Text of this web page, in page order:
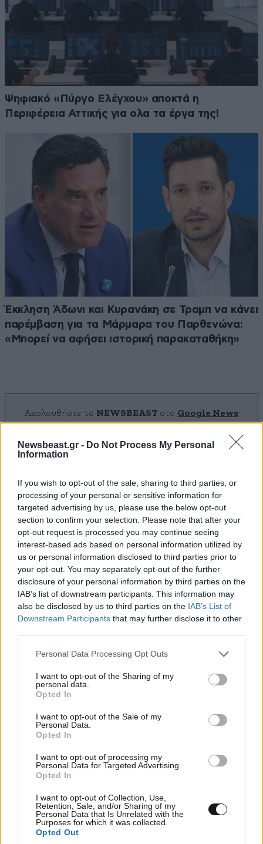
Newsbeast.gr - Do Not Process My Personal
Information
If you wish to opt-out of the sale, sharing to third parties, or
processing of your personal or sensitive information for
targeted advertising by us, please use the below opt-out
section to confirm your selection. Please note that after your
opt-out request is processed you may continue seeing
interest-based ads based on personal information utilized by
us or personal information disclosed to third parties prior to
your opt-out. You may separately opt-out of the further
disclosure of your personal information by third parties on the
IAB’s list of downstream participants. This information may
also be disclosed by us to third parties on the IAB’s List of
Downstream Participants that may further disclose it to other
Please note that this website/app uses one or more Google
not limited to your visit or usage behaviour. You may click to
grant or deny consent to Google and its third-party tags to
use your data for below specified purposes in below Google
consent section.
Personal Data Processing Opt Outs
I want to opt-out of the Sharing of my
personal data.
Opted In
I want to opt-out of the Sale of my
Personal Data.
Opted In
I want to opt-out of processing my
Personal Data for Targeted Advertising.
Opted In
I want to opt-out of Collection, Use,
Retention, Sale, and/or Sharing of my
Personal Data that Is Unrelated with the
Purposes for which it was collected.
Opted Out
Ψηφιακό «Πύργο Ελέγχου» αποκτά η
Περιφέρεια Αττικής για ολα τα έργα της!
Έκκληση Άδωνι και Κυρανάκη σε Τραμπ να κάνει
παρέμβαση για τα Μάρμαρα του Παρθενώνα:
«Μπορεί να αφήσει ιστορική παρακαταθήκη»
Ακολουθήστε το NEWSBEAST στο Google News
ΣΧΌΛΙΑ ΑΝΑΓΝΩΣΤΏΝ
ΠΡΟΣΘΕΣΤΕ ΤΟ ΣΧΟΛΙΟ ΣΑΣ